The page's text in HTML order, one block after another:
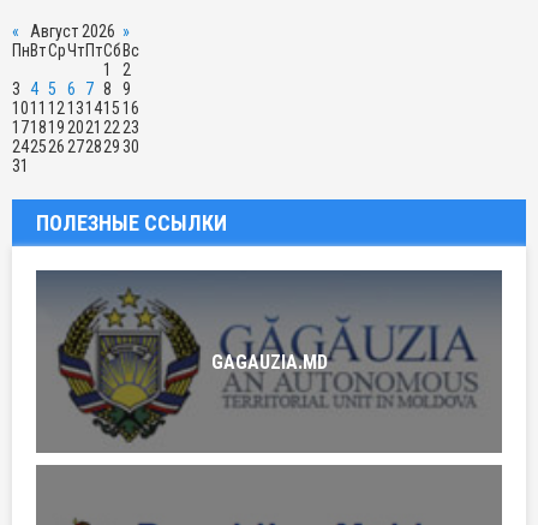
« Август 2026 »
ПнВтСрЧтПтСб Вс
1
2
3 4 5 6 7 8
9
1011 1213141516
171819 2021 22 23
242526 27282930
31
ПОЛЕЗНЫЕ ССЫЛКИ
GAGAUZIA.MD